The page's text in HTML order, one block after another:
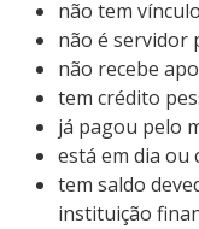
não tem
não é servidor
não recebe
tem crédito
já pagou pelo
está em dia ou
tem saldo
instituição